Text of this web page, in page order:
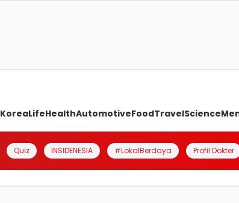
KoreaLifeHealthAutomotiveFoodTravelScience
Quiz INSIDENESIA #LokalBerdaya Profil Dokter